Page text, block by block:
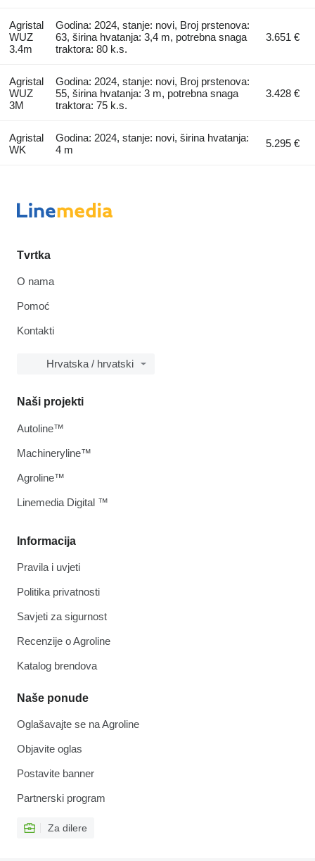
Agristal
WUZ
3.4m
Godina: 2024, stanje: novi, Broj prstenova:
63, širina hvatanja: 3,4 m, potrebna snaga
traktora: 80 k.s.
3.651 €
Agristal
WUZ
3M
Godina: 2024, stanje: novi, Broj prstenova:
55, širina hvatanja: 3 m, potrebna snaga
traktora: 75 k.s.
3.428 €
Agristal
WK
Godina: 2024, stanje: novi, širina hvatanja:
4 m
5.295 €
Tvrtka
O nama
Pomoć
Kontakti
Hrvatska / hrvatski
Informacija
Pravila i uvjeti
Politika privatnosti
Savjeti za sigurnost
Recenzije o Agroline
Katalog brendova
Naše ponude
Oglašavajte se na Agroline
Objavite oglas
Postavite banner
Partnerski program
Za dilere
Naši projekti
Autoline™
Machineryline™
Agroline™
Linemedia Digital ™